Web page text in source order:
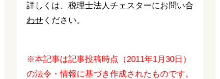
詳しくは、 税理士法人チェスターにお問い合
わせください。
※本記事は記事投稿時点（2011年1月30日）
の法令・情報に基づき作成されたものです。